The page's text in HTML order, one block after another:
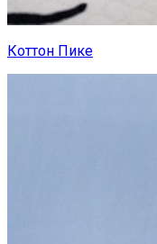
Коттон Пике